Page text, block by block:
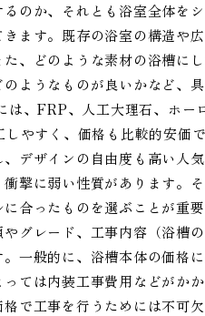
のか、それとも浴室全体を
ます。既存の浴室の構造や
、どのような素材の浴槽に
ようなものが良いかなど、
は、FRP、人工大理石、ホ
やすく、価格も比較的安価
デザインの自由度も高い人
撃に弱い性質があります。
合ったものを選ぶことが重
グレード、工事内容（浴槽
一般的に、浴槽本体の価格
ては内装工事費用などがか
で工事を行うためには不可